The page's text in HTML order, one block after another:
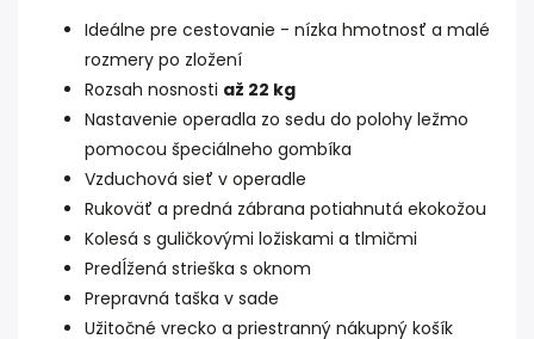
Ideálne pre cestovanie - nízka hmotnosť a malé
rozmery po zložení
Rozsah nosnosti až 22 kg
Nastavenie operadla zo sedu do polohy ležmo
pomocou špeciálneho gombíka
Vzduchová sieť v operadle
Rukoväť a predná zábrana potiahnutá ekokožou
Kolesá s guličkovými ložiskami a tlmičmi
Predĺžená strieška s oknom
Prepravná taška v sade
Užitočné vrecko a priestranný nákupný košík